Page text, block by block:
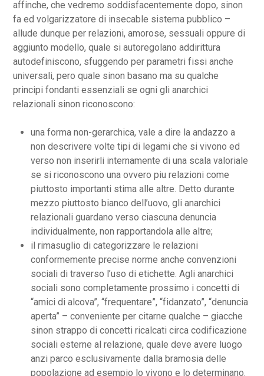
affinche, che vedremo soddisfacentemente dopo, sinon
fa ed volgarizzatore di insecable sistema pubblico –
allude dunque per relazioni, amorose, sessuali oppure di
aggiunto modello, quale si autoregolano addirittura
autodefiniscono, sfuggendo per parametri fissi anche
universali, pero quale sinon basano ma su qualche
principi fondanti essenziali se ogni gli anarchici
relazionali sinon riconoscono:
una forma non-gerarchica, vale a dire la andazzo a
non descrivere volte tipi di legami che si vivono ed
verso non inserirli internamente di una scala valoriale
se si riconoscono una ovvero piu relazioni come
piuttosto importanti stima alle altre. Detto durante
mezzo piuttosto bianco dell’uovo, gli anarchici
relazionali guardano verso ciascuna denuncia
individualmente, non rapportandola alle altre;
il rimasuglio di categorizzare le relazioni
conformemente precise norme anche convenzioni
sociali di traverso l’uso di etichette. Agli anarchici
sociali sono completamente prossimo i concetti di
“amici di alcova”, “frequentare”, “fidanzato”, “denuncia
aperta” – conveniente per citarne qualche – giacche
sinon strappo di concetti ricalcati circa codificazione
sociali esterne al relazione, quale deve avere luogo
anzi parco esclusivamente dalla bramosia delle
popolazione ad esempio lo vivono e lo determinano.